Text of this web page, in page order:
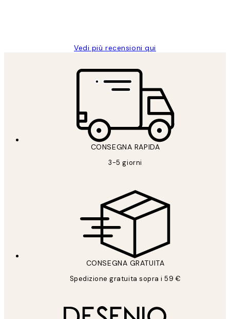
Vedi più recensioni qui
CONSEGNA RAPIDA
3-5 giorni
CONSEGNA GRATUITA
Spedizione gratuita sopra i 59 €